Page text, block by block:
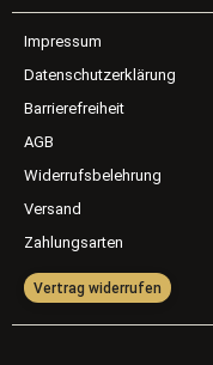
Impressum
Datenschutzerklärung
Barrierefreiheit
AGB
Widerrufsbelehrung
Versand
Zahlungsarten
Vertrag widerrufen